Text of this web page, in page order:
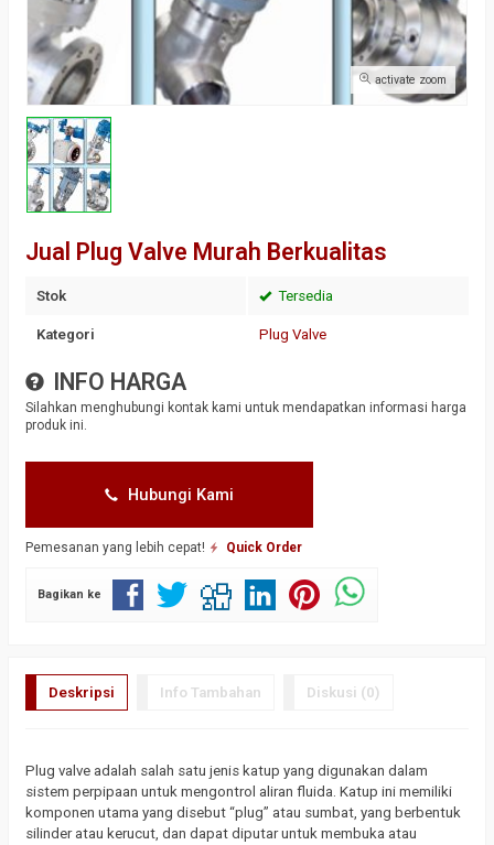
activate zoom
Jual Plug Valve Murah Berkualitas
Stok Tersedia
Kategori Plug Valve
INFO HARGA
Silahkan menghubungi kontak kami untuk mendapatkan informasi harga
produk ini.
Hubungi Kami
Pemesanan yang lebih cepat! Quick Order
Bagikan ke
Deskripsi Info Tambahan Diskusi (0)
Plug valve adalah salah satu jenis katup yang digunakan dalam
sistem perpipaan untuk mengontrol aliran fluida. Katup ini memiliki
komponen utama yang disebut “plug” atau sumbat, yang berbentuk
silinder atau kerucut, dan dapat diputar untuk membuka atau